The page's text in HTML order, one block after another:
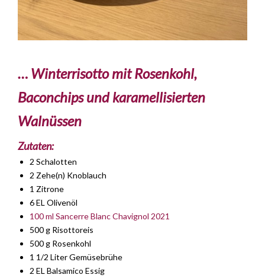
… Winterrisotto mit Rosenkohl,
Baconchips und karamellisierten
Walnüssen
Zutaten:
2 Schalotten
2 Zehe(n) Knoblauch
1 Zitrone
6 EL Olivenöl
100 ml Sancerre Blanc Chavignol 2021
500 g Risottoreis
500 g Rosenkohl
1 1/2 Liter Gemüsebrühe
2 EL Balsamico Essig